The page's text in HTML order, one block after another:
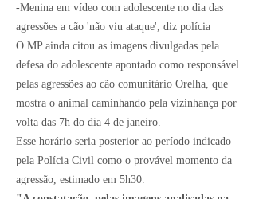
-Menina em vídeo com adolescente no dia das
agressões a cão 'não viu ataque', diz polícia
O MP ainda citou as imagens divulgadas pela
defesa do adolescente apontado como responsável
pelas agressões ao cão comunitário Orelha, que
mostra o animal caminhando pela vizinhança por
volta das 7h do dia 4 de janeiro.
Esse horário seria posterior ao período indicado
pela Polícia Civil como o provável momento da
agressão, estimado em 5h30.